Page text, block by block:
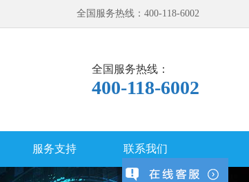
全国服务热线：400-118-6002
全国服务热线：
400-118-6002
服务支持 联系我们